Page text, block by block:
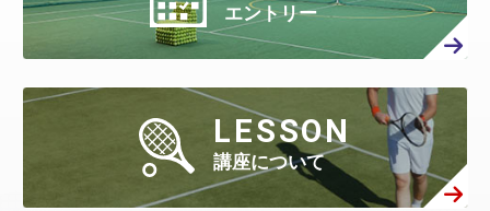
エントリー
LESSON
講座について